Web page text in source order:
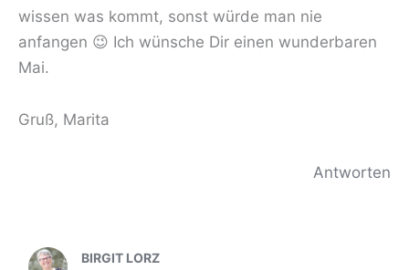
wissen was kommt, sonst würde man nie
anfangen 😉 Ich wünsche Dir einen wunderbaren
Mai.
Gruß, Marita
Antworten
BIRGIT LORZ